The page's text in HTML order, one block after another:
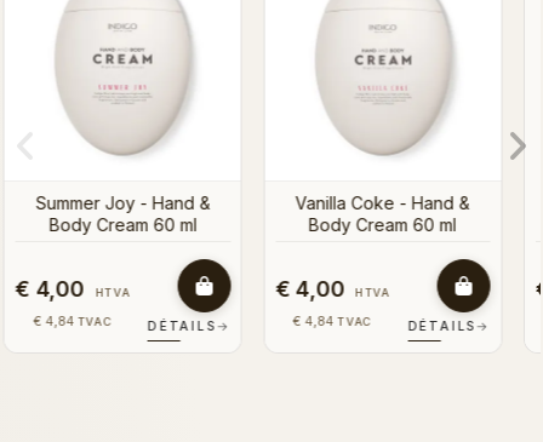
Raspberry Love - Hand &
Body Cream 60 ml
€ 4,00 HTVA
€ 4,84 TVAC DÉTAILS
€ 4,00 HTVA
€ 4,84 TVAC DÉTAILS